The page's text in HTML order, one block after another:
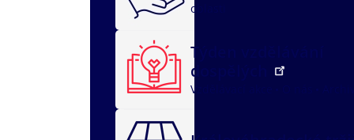
oblasti
Týden vzdělávání
dospělých
Vzdělávací akce